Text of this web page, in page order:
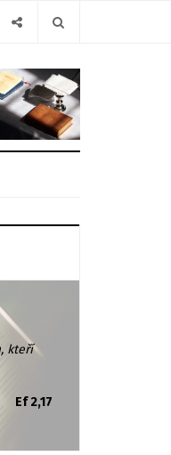
kteří
Ef 2,17